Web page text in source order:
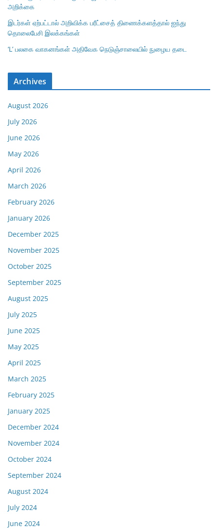
அறிக்கை
இடர்கள் ஏற்பட்டால் அறிவிக்க பரீட்சைத் திணைக்களத்தால் ஐந்து
தொலைபேசி இலக்கங்கள்
‘L’ பலகை வாகனங்கள் அதிவேக நெடுஞ்சாலையில் நுழைய தடை
Archives
August 2026
July 2026
June 2026
May 2026
April 2026
March 2026
February 2026
January 2026
December 2025
November 2025
October 2025
September 2025
August 2025
July 2025
June 2025
May 2025
April 2025
March 2025
February 2025
January 2025
December 2024
November 2024
October 2024
September 2024
August 2024
July 2024
June 2024